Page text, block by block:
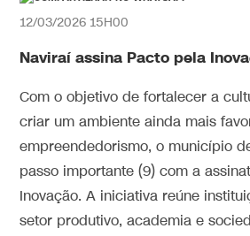
12/03/2026 15H00
Naviraí assina Pacto pela
Com o objetivo de fortalecer a
criar um ambiente ainda mais
empreendedorismo, o município
passo importante (9) com a
Inovação. A iniciativa reúne
setor produtivo, academia e